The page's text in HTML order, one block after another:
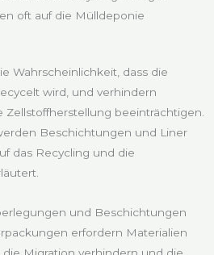
oft auf die Mülldeponie
Wahrscheinlichkeit, dass die
wird, und verhindern
Zellstoffherstellung beeinträchtigen.
Beschichtungen und Liner
das Recycling und die
und Beschichtungen
erfordern Materialien